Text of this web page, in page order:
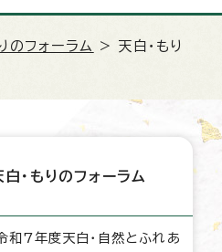
のフォーラム
> 天白・もり
白・もりのフォーラム
和7年度天白・自然とふれあ